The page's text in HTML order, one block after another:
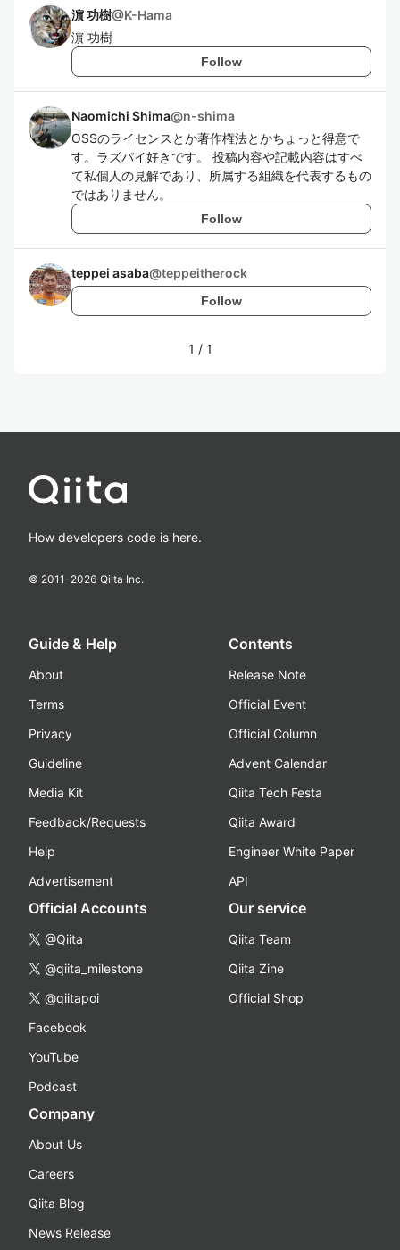
濵 功樹@K-Hama
濵 功樹
Follow
Naomichi Shima@n-shima
OSSのライセンスとか著作権法とかちょっと得意で
す。ラズパイ好きです。 投稿内容や記載内容はすべ
て私個人の見解であり、所属する組織を代表するもの
ではありません。
Follow
teppei asaba@teppeitherock
Follow
1 / 1
How developers code is here.
© 2011-2026 Qiita Inc.
Guide & Help
About
Terms
Privacy
Guideline
Media Kit
Feedback/Requests
Help
Advertisement
Contents
Release Note
Official Event
Official Column
Advent Calendar
Qiita Tech Festa
Qiita Award
Engineer White Paper
API
Official Accounts
@Qiita
@qiita_milestone
@qiitapoi
Facebook
YouTube
Podcast
Our service
Qiita Team
Qiita Zine
Official Shop
Company
About Us
Careers
Qiita Blog
News Release